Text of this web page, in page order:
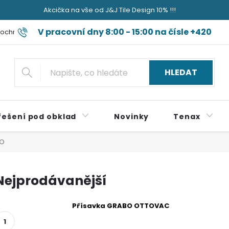
Akcička na vše od J&J Tile Design 10% !!!
V pracovní dny 8:00 - 15:00 na čísle +420
724 179 497
osobních údajů Blog jak sviňa nečum jak špok do nudli a
HLEDAT
pod obklad Novinky Tenax
Přísavka GRABO OTTOVAC